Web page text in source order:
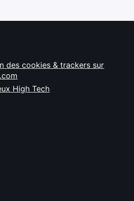
des cookies & trackers sur
High Tech